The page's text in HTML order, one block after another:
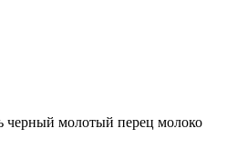
черный молотый перец молоко